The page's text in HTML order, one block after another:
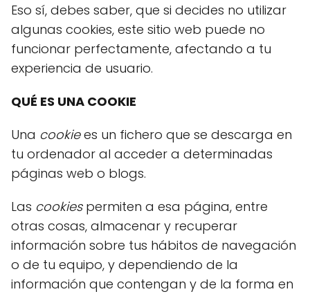
Eso sí, debes saber, que si decides no utilizar
algunas cookies, este sitio web puede no
funcionar perfectamente, afectando a tu
experiencia de usuario.
QUÉ ES UNA COOKIE
Una cookiees un fichero que se descarga en
tu ordenador al acceder a determinadas
páginas web o blogs.
Las cookiespermiten a esa página, entre
otras cosas, almacenar y recuperar
información sobre tus hábitos de navegación
o de tu equipo, y dependiendo de la
información que contengan y de la forma en